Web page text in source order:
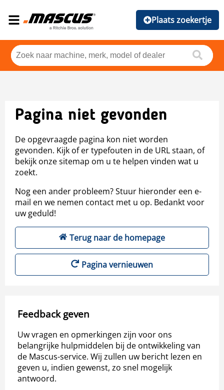
Plaats zoekertje
Pagina niet gevonden
De opgevraagde pagina kon niet worden
gevonden. Kijk of er typefouten in de URL staan, of
bekijk onze sitemap om u te helpen vinden wat u
zoekt.
Nog een ander probleem? Stuur hieronder een e-
mail en we nemen contact met u op. Bedankt voor
uw geduld!
Terug naar de homepage
Pagina vernieuwen
Feedback geven
Uw vragen en opmerkingen zijn voor ons
belangrijke hulpmiddelen bij de ontwikkeling van
de Mascus-service. Wij zullen uw bericht lezen en
geven u, indien gewenst, zo snel mogelijk
antwoord.